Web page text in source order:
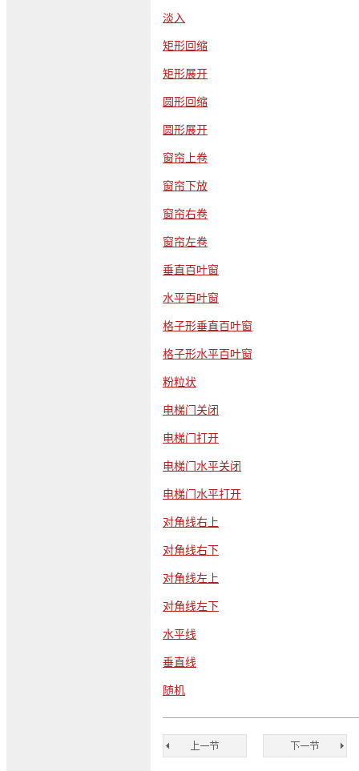
淡入
矩形回缩
矩形展开
圆形回缩
圆形展开
窗帘上卷
窗帘下放
窗帘右卷
窗帘左卷
垂直百叶窗
水平百叶窗
格子形垂直百叶窗
格子形水平百叶窗
粉粒状
电梯门关闭
电梯门打开
电梯门水平关闭
电梯门水平打开
对角线右上
对角线右下
对角线左上
对角线左下
水平线
垂直线
随机